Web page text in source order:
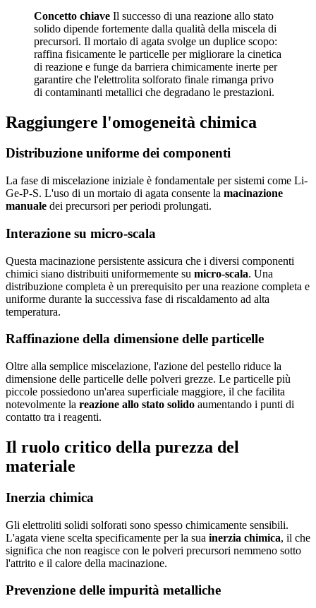
Concetto chiave Il successo di una reazione allo stato
solido dipende fortemente dalla qualità della miscela di
precursori. Il mortaio di agata svolge un duplice scopo:
raffina fisicamente le particelle per migliorare la cinetica
di reazione e funge da barriera chimicamente inerte per
garantire che l'elettrolita solforato finale rimanga privo
di contaminanti metallici che degradano le prestazioni.
Raggiungere l'omogeneità chimica
Distribuzione uniforme dei componenti
La fase di miscelazione iniziale è fondamentale per sistemi come Li-
Ge-P-S. L'uso di un mortaio di agata consente la macinazione
manuale dei precursori per periodi prolungati.
Interazione su micro-scala
Questa macinazione persistente assicura che i diversi componenti
chimici siano distribuiti uniformemente su micro-scala. Una
distribuzione completa è un prerequisito per una reazione completa e
uniforme durante la successiva fase di riscaldamento ad alta
temperatura.
Raffinazione della dimensione delle particelle
Oltre alla semplice miscelazione, l'azione del pestello riduce la
dimensione delle particelle delle polveri grezze. Le particelle più
piccole possiedono un'area superficiale maggiore, il che facilita
notevolmente la reazione allo stato solido aumentando i punti di
contatto tra i reagenti.
Il ruolo critico della purezza del
materiale
Inerzia chimica
Gli elettroliti solidi solforati sono spesso chimicamente sensibili.
L'agata viene scelta specificamente per la sua inerzia chimica, il che
significa che non reagisce con le polveri precursori nemmeno sotto
l'attrito e il calore della macinazione.
Prevenzione delle impurità metalliche